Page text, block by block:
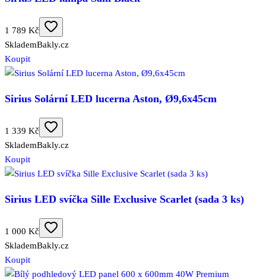
1 789 Kč
SklademBakly.cz
Koupit
Sirius Solární LED lucerna Aston, Ø9,6x45cm
1 339 Kč
SklademBakly.cz
Koupit
Sirius LED svíčka Sille Exclusive Scarlet (sada 3 ks)
1 000 Kč
SklademBakly.cz
Koupit